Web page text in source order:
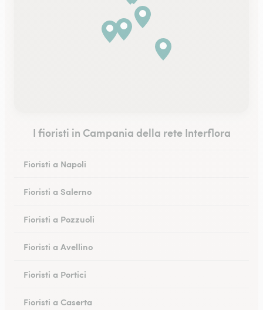
I fioristi in Campania della rete Interflora
Fioristi a Napoli
Fioristi a Salerno
Fioristi a Pozzuoli
Fioristi a Avellino
Fioristi a Portici
Fioristi a Caserta